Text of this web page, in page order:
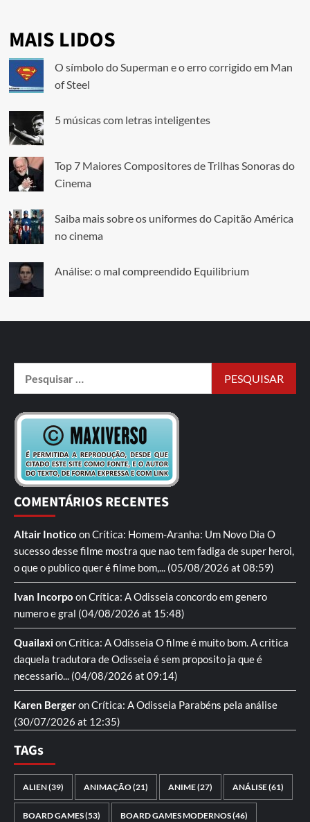
MAIS LIDOS
O símbolo do Superman e o erro corrigido em Man
of Steel
5 músicas com letras inteligentes
Top 7 Maiores Compositores de Trilhas Sonoras do
Cinema
Saiba mais sobre os uniformes do Capitão América
no cinema
Análise: o mal compreendido Equilibrium
COMENTÁRIOS RECENTES
Altair Inotico onCrítica: Homem-Aranha: Um Novo Dia O
sucesso desse filme mostra que nao tem fadiga de super heroi,
o que o publico quer é filme bom,... (05/08/2026 at 08:59)
Ivan Incorpo onCrítica: A Odisseia concordo em genero
numero e gral (04/08/2026 at 15:48)
QuailaxionCrítica: A Odisseia O filme é muito bom. A critica
daquela tradutora de Odisseia é sem proposito ja que é
necessario... (04/08/2026 at 09:14)
Karen BergeronCrítica: A Odisseia Parabéns pela análise
(30/07/2026 at 12:35)
TAGs
ALIEN(39) ANIMAÇÃO(21) ANIME(27) ANÁLISE(61)
BOARD GAMES(53) BOARD GAMES MODERNOS(46)